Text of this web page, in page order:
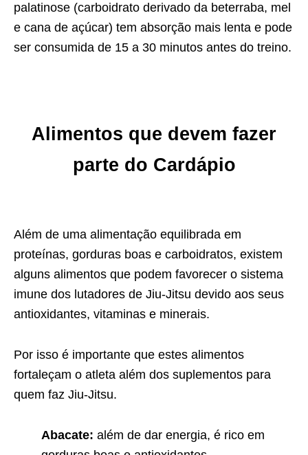
palatinose (carboidrato derivado da beterraba, mel
e cana de açúcar) tem absorção mais lenta e pode
ser consumida de 15 a 30 minutos antes do treino.
Alimentos que devem fazer
parte do Cardápio
Além de uma alimentação equilibrada em
proteínas, gorduras boas e carboidratos, existem
alguns alimentos que podem favorecer o sistema
imune dos lutadores de Jiu-Jitsu devido aos seus
antioxidantes, vitaminas e minerais.
Por isso é importante que estes alimentos
fortaleçam o atleta além dos suplementos para
quem faz Jiu-Jitsu.
Abacate: além de dar energia, é rico em